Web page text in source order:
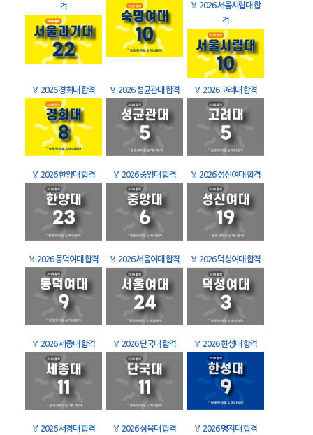
격
🏅 2026 서울시립대 합
격
🏅 2026 경희대 합격 🏅 2026 성균관대 합격 🏅 2026 고려대 합격
🏅 2026 한양대 합격 🏅 2026 중앙대 합격 🏅 2026 성신여대 합격
🏅 2026 동덕여대 합격 🏅 2026 서울여대 합격 🏅 2026 덕성여대 합격
🏅 2026 세종대 합격 🏅 2026 단국대 합격 🏅 2026 한성대 합격
🏅 2026 서경대 합격 🏅 2026 삼육대 합격 🏅 2026 명지대 합격